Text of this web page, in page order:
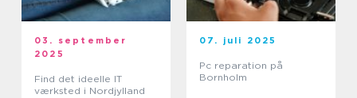
03. september
2025
Find det ideelle IT
værksted i Nordjylland
07. juli 2025
Pc reparation på
Bornholm